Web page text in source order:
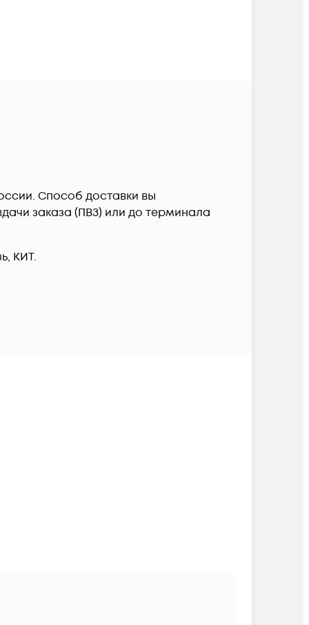
Способ доставки вы
заказа (ПВЗ) или до терминала
КИТ.